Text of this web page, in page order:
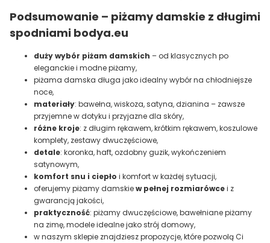
Podsumowanie – piżamy damskie z długimi
spodniami bodya.eu
duży wybór piżam damskich – od klasycznych po
eleganckie i modne piżamy,
piżama damska długa jako idealny wybór na chłodniejsze
noce,
materiały: bawełna, wiskoza, satyna, dzianina – zawsze
przyjemne w dotyku i przyjazne dla skóry,
różne kroje: z długim rękawem, krótkim rękawem, koszulowe
komplety, zestawy dwuczęściowe,
detale: koronka, haft, ozdobny guzik, wykończeniem
satynowym,
komfort snu i ciepło i komfort w każdej sytuacji,
oferujemy piżamy damskiew pełnej rozmiarówcei z
gwarancją jakości,
praktyczność: piżamy dwuczęściowe, bawełniane piżamy
na zimę, modele idealne jako strój domowy,
w naszym sklepie znajdziesz propozycje, które pozwolą Ci